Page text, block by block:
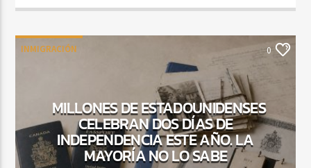
INMIGRACIÓN 0
MILLONES DE ESTADOUNIDENSES
CELEBRAN DOS DÍAS DE
INDEPENDENCIA ESTE AÑO. LA
MAYORÍA NO LO SABE